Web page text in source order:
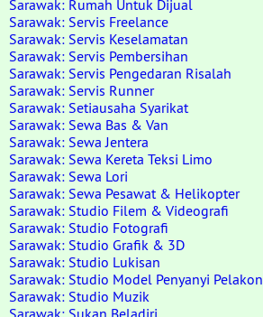
Sarawak: Rumah Untuk Dijual
Sarawak: Servis Freelance
Sarawak: Servis Keselamatan
Sarawak: Servis Pembersihan
Sarawak: Servis Pengedaran Risalah
Sarawak: Servis Runner
Sarawak: Setiausaha Syarikat
Sarawak: Sewa Bas & Van
Sarawak: Sewa Jentera
Sarawak: Sewa Kereta Teksi Limo
Sarawak: Sewa Lori
Sarawak: Sewa Pesawat & Helikopter
Sarawak: Studio Filem & Videografi
Sarawak: Studio Fotografi
Sarawak: Studio Grafik & 3D
Sarawak: Studio Lukisan
Sarawak: Studio Model Penyanyi Pelakon
Sarawak: Studio Muzik
Sarawak: Sukan Beladiri